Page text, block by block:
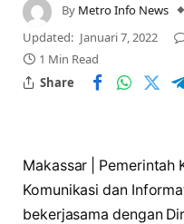
By Metro Info News
Updated: Januari 7, 2022
1 Min Read
Share
Makassar | Pemerintah
Komunikasi dan
bekerjasama dengan